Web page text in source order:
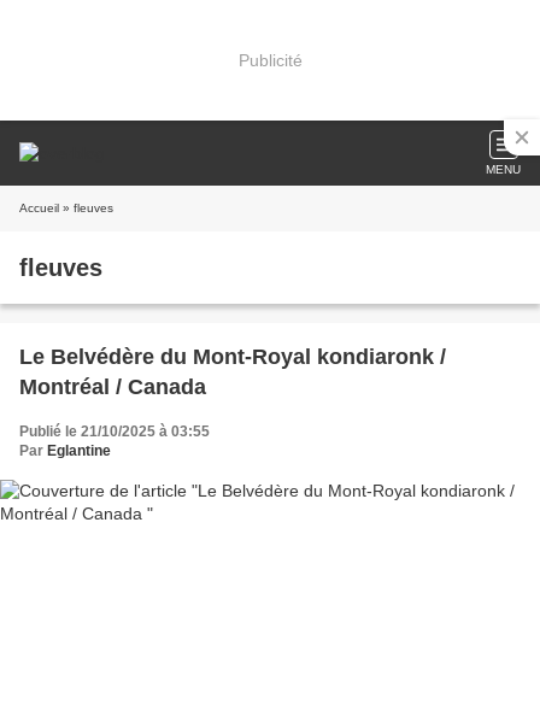
Publicité
MENU
Accueil » fleuves
fleuves
Le Belvédère du Mont-Royal kondiaronk /
Montréal / Canada
Publié le 21/10/2025 à 03:55
Par Eglantine